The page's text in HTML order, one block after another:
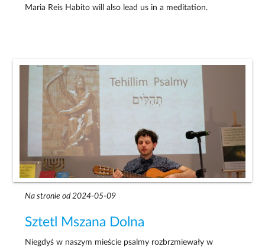
Maria Reis Habito will also lead us in a meditation.
Na stronie od 2024-05-09
Sztetl Mszana Dolna
Niegdyś w naszym mieście psalmy rozbrzmiewały w